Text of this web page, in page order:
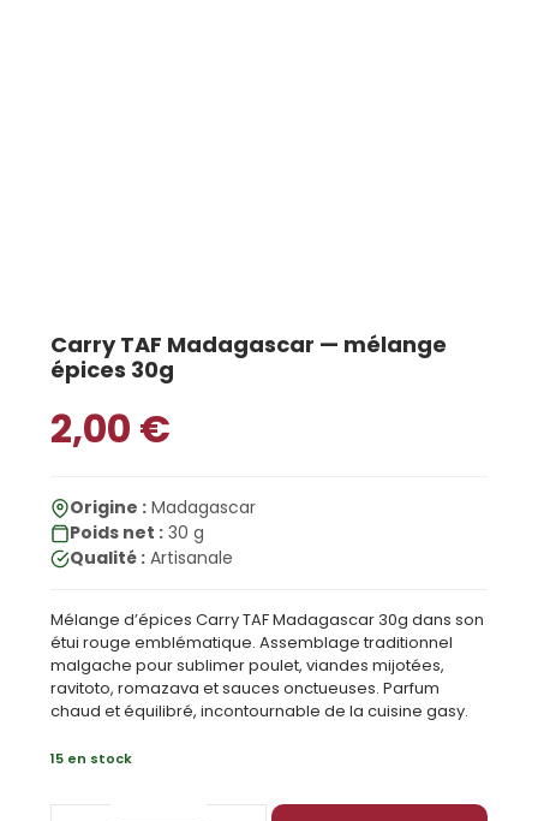
Carry TAF Madagascar — mélange
épices 30g
2,00 €
Origine : Madagascar
Poids net : 30 g
Qualité : Artisanale
Mélange d’épices Carry TAF Madagascar 30g dans son
étui rouge emblématique. Assemblage traditionnel
malgache pour sublimer poulet, viandes mijotées,
ravitoto, romazava et sauces onctueuses. Parfum
chaud et équilibré, incontournable de la cuisine gasy.
15 en stock